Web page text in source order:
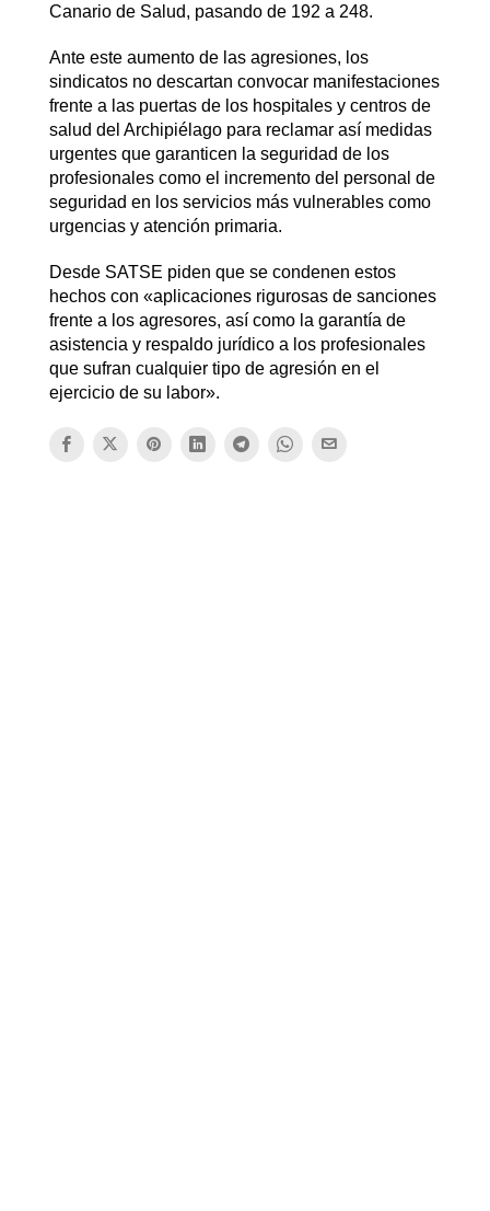
Canario de Salud, pasando de 192 a 248.
Ante este aumento de las agresiones, los
sindicatos no descartan convocar manifestaciones
frente a las puertas de los hospitales y centros de
salud del Archipiélago para reclamar así medidas
urgentes que garanticen la seguridad de los
profesionales como el incremento del personal de
seguridad en los servicios más vulnerables como
urgencias y atención primaria.
Desde SATSE piden que se condenen estos
hechos con «aplicaciones rigurosas de sanciones
frente a los agresores, así como la garantía de
asistencia y respaldo jurídico a los profesionales
que sufran cualquier tipo de agresión en el
ejercicio de su labor».